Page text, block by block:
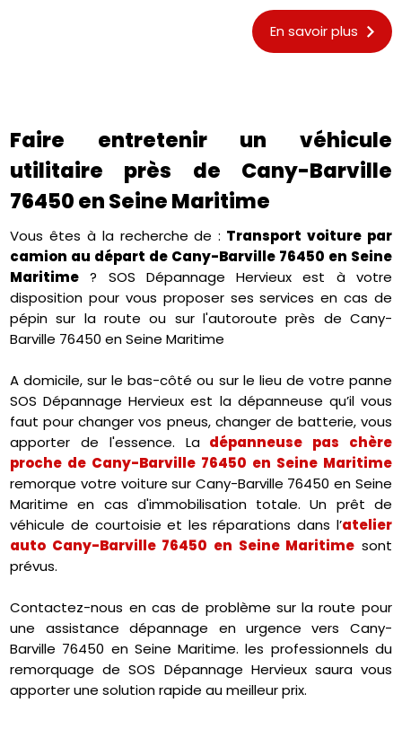
En savoir plus
Faire entretenir un véhicule
utilitaire près de Cany-Barville
76450 en Seine Maritime
Vous êtes à la recherche de : Transport voiture par
camion au départ de Cany-Barville 76450 en Seine
Maritime ? SOS Dépannage Hervieux est à votre
disposition pour vous proposer ses services en cas de
pépin sur la route ou sur l'autoroute près de Cany-
Barville 76450 en Seine Maritime
A domicile, sur le bas-côté ou sur le lieu de votre panne
SOS Dépannage Hervieux est la dépanneuse qu’il vous
faut pour changer vos pneus, changer de batterie, vous
apporter de l'essence. Ladépanneuse pas chère
proche de Cany-Barville 76450 en Seine Maritime
remorque votre voiture sur Cany-Barville 76450 en Seine
Maritime en cas d'immobilisation totale. Un prêt de
véhicule de courtoisie et les réparations dans l’atelier
auto Cany-Barville 76450 en Seine Maritime sont
prévus.
Contactez-nous en cas de problème sur la route pour
une assistance dépannage en urgence vers Cany-
Barville 76450 en Seine Maritime. les professionnels du
remorquage de SOS Dépannage Hervieux saura vous
apporter une solution rapide au meilleur prix.